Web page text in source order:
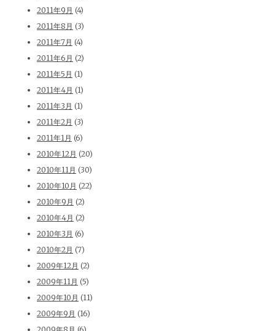
2011年9月 (4)
2011年8月 (3)
2011年7月 (4)
2011年6月 (2)
2011年5月 (1)
2011年4月 (1)
2011年3月 (1)
2011年2月 (3)
2011年1月 (6)
2010年12月 (20)
2010年11月 (30)
2010年10月 (22)
2010年9月 (2)
2010年4月 (2)
2010年3月 (6)
2010年2月 (7)
2009年12月 (2)
2009年11月 (5)
2009年10月 (11)
2009年9月 (16)